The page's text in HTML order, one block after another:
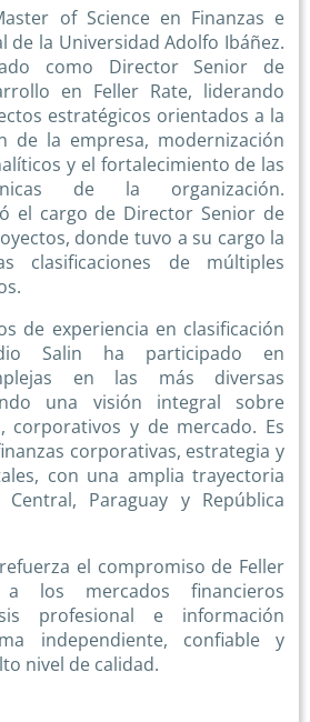
of Science en Finanzas e
de la Universidad Adolfo Ibáñez.
como Director Senior de
en Feller Rate, liderando
estratégicos orientados a la
de la empresa, modernización
y el fortalecimiento de las
de la organización.
el cargo de Director Senior de
donde tuvo a su cargo la
clasificaciones de múltiples
de experiencia en clasificación
Salin ha participado en
en las más diversas
una visión integral sobre
corporativos y de mercado. Es
corporativas, estrategia y
con una amplia trayectoria
Paraguay y República
el compromiso de Feller
los mercados financieros
profesional e información
independiente, confiable y
nivel de calidad.